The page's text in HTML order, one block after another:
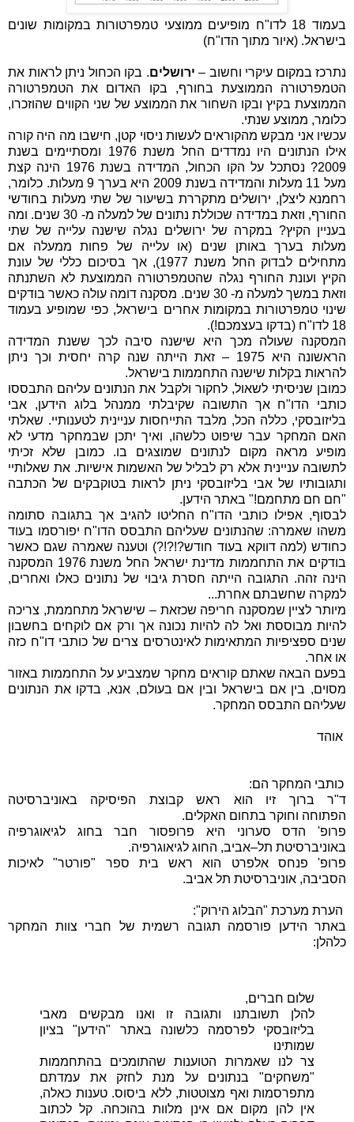
בעמוד 18 לדו"ח מופיעים ממוצעי טמפרטורות במקומות שונים
בישראל. (איור מתוך הדו"ח)
נתרכז במקום עיקרי וחשוב – ירושלים. בקו הכחול ניתן לראות את
הטמפרטורה הממוצעת בחורף, בקו האדום את הטמפרטורה
הממוצעת בקיץ ובקו השחור את הממוצע של שני הקווים שהוזכרו,
כלומר, ממוצע שנתי.
עכשיו אני מבקש מהקוראים לעשות ניסוי קטן, חישבו מה היה קורה
אילו הנתונים היו נמדדים החל משנת 1976 ומסתיימים בשנת
2009? נסתכל על הקו הכחול, המדידה בשנת 1976 הינה קצת
מעל 11 מעלות והמדידה בשנת 2009 היא בערך 9 מעלות. כלומר,
רחמנא ליצלן, ירושלים מתקררת בשיעור של שתי מעלות בחודשי
החורף, וזאת במדידה שכוללת נתונים של למעלה מ- 30 שנים. ומה
בעניין הקיץ? במקרה של ירושלים נגלה שישנה עלייה של שתי
מעלות בערך באותן שנים (או עלייה של פחות ממעלה אם
מתחילים לבדוק החל משנת 1977), אך בסיכום כללי של עונת
הקיץ ועונת החורף נגלה שהטמפרטורה הממוצעת לא השתנתה
וזאת במשך למעלה מ- 30 שנים. מסקנה דומה עולה כאשר בודקים
שינוי טמפרטורות במקומות אחרים בישראל, כפי שמופיע בעמוד
18 לדו"ח (בדקו בעצמכם!).
המסקנה שעולה מכך היא שישנה סיבה לכך ששנת המדידה
הראשונה היא 1975 – זאת הייתה שנה קרה יחסית וכך ניתן
להראות בקלות שישנה התחממות בישראל.
כמובן שניסיתי לשאול, לחקור ולקבל את הנתונים עליהם התבססו
כותבי הדו"ח אך התשובה שקיבלתי ממנהל בלוג הידען, אבי
בליזובסקי, כללה הכל, מלבד התייחסות עניינית לטענותיי. שאלתי
האם המחקר עבר שיפוט כלשהו, ואיך יתכן שבמחקר מדעי לא
מופיע מראה מקום לנתונים שמוצגים בו. כמובן שלא זכיתי
לתשובה עניינית אלא רק לבליל של האשמות אישיות. את שאלותיי
ותגובותיו של אבי בליזובסקי ניתן לראות בטוקבקים של הכתבה
"חם חם מתחמם!" באתר הידען.
לבסוף, אפילו כותבי הדו"ח החליטו להגיב אך בתגובה סתומה
משהו שאמרה: שהנתונים שעליהם התבסס הדו"ח יפורסמו בעוד
כחודש (למה דווקא בעוד חודש?!?!?) וטענה שאמרה שגם כאשר
בודקים את התחממות מדינת ישראל החל משנת 1976 המסקנה
הינה זהה. התגובה הייתה חסרת גיבוי של נתונים כאלו ואחרים,
למקרה שחשבתם אחרת...
מיותר לציין שמסקנה חריפה שכזאת – שישראל מתחממת, צריכה
להיות מבוססת ואל לה להיות נכונה אך ורק אם לוקחים בחשבון
שנים ספציפיות המתאימות לאינטרסים צרים של כותבי דו"ח כזה
או אחר.
בפעם הבאה שאתם קוראים מחקר שמצביע על התחממות באזור
מסוים, בין אם בישראל ובין אם בעולם, אנא, בדקו את הנתונים
שעליהם התבסס המחקר.
אוהד
כותבי המחקר הם:
ד"ר ברוך זיו הוא ראש קבוצת הפיסיקה באוניברסיטה
הפתוחה וחוקר בתחום האקלים.
פרופ' הדס סערוני היא פרופסור חבר בחוג לגיאוגרפיה
באוניברסיטת תל–אביב, החוג לגיאוגרפיה.
פרופ' פנחס אלפרט הוא ראש בית ספר "פורטר" לאיכות
הסביבה, אוניברסיטת תל אביב.
הערת מערכת "הבלוג הירוק":
באתר הידען פורסמה תגובה רשמית של חברי צוות המחקר
כלהלן:
שלום חברים,
להלן תשובתנו ותגובה זו ואנו מבקשים מאבי
בליזובסקי לפרסמה כלשונה באתר "הידען" בציון
שמותינו
צר לנו שאמרות הטוענות שהתומכים בהתחממות
"משחקים" בנתונים על מנת לחזק את עמדתם
מתפרסמות ואף מצוטטות, ללא ביסוס. טענות כאלה,
אין להן מקום אם אינן מלוות בהוכחה. קל לכתוב